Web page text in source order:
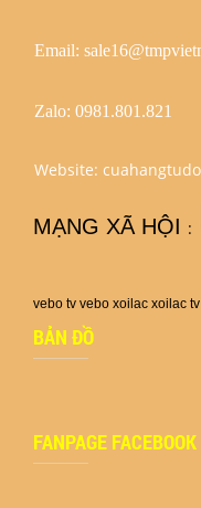
Email:
Zalo: 0981.801.821
Website:
MẠNG XÃ HỘI :
vebo tv vebo xoilac xoilac tv
BẢN ĐỒ
FANPAGE FACEBOOK